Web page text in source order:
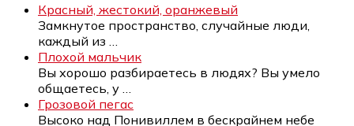
Красный, жестокий, оранжевый
Замкнутое пространство, случайные люди,
каждый из
Плохой мальчик
Вы хорошо разбираетесь в людях? Вы умело
общаетесь, у
Грозовой пегас
Высоко над Понивиллем в бескрайнем небе